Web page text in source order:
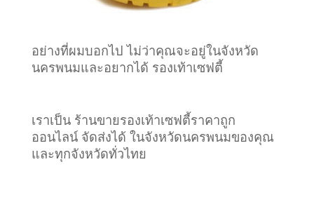
อย่างที่ผมบอกไป ไม่ว่าคุณจะอยู่ในจังหวัด
นครพนมและอยากได้ รองเท้าเซฟตี้
เราเป็น ร้านขายรองเท้าเซฟตี้ราคาถูก
ออนไลน์ จัดส่งได้ ในจังหวัดนครพนมของคุณ
และทุกจังหวัดทั่วไทย